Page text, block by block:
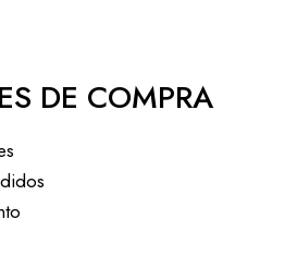
DE COMPRA